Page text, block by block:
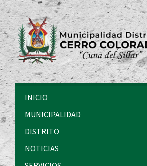
INICIO
MUNICIPALIDAD
DISTRITO
NOTICIAS